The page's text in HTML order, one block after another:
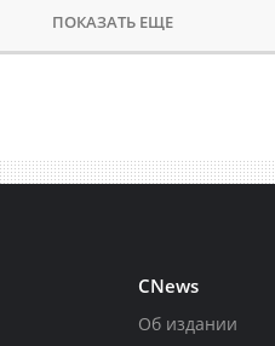
ПОКАЗАТЬ ЕЩЕ
CNews
Об издании